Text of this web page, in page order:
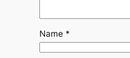
Name *